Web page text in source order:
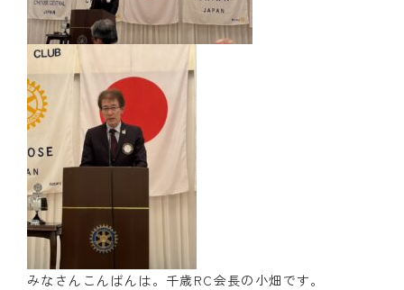
みなさんこんばんは。千歳RC会長の小畑です。